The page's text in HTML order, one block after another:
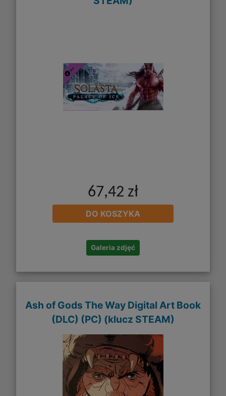
67,42 zł
DO KOSZYKA
Galeria zdjęć
Ash of Gods The Way Digital Art Book
(DLC) (PC) (klucz STEAM)